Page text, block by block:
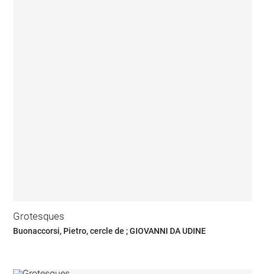
Grotesques
Buonaccorsi, Pietro, cercle de ; GIOVANNI DA UDINE